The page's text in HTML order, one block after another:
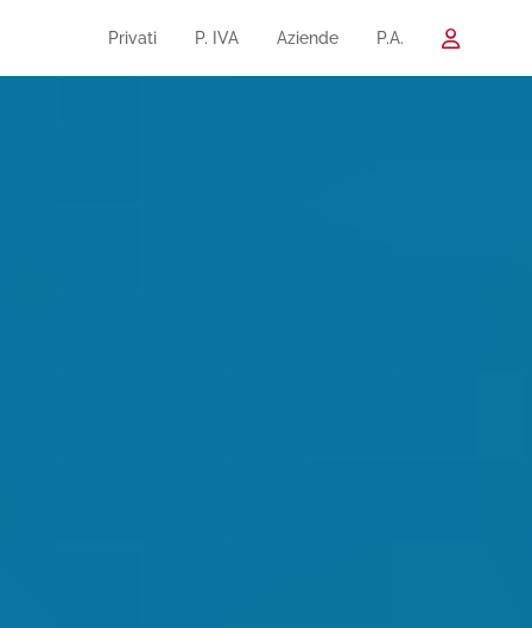
Privati P. IVA Aziende P.A.